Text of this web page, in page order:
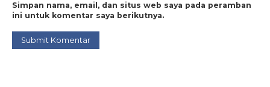
Simpan nama, email, dan situs web saya pada peramban
ini untuk komentar saya berikutnya.